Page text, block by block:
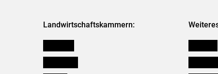
Landwirtschaftskammern: